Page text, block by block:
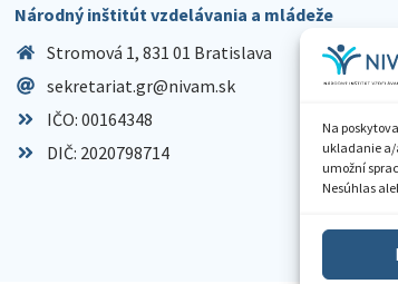
Na
ukladanie a/
umožní
Nesúhlas
Národný inštitút vzdelávania a mládeže
Stromová 1, 831 01 Bratislava
sekretariat.gr@nivam.sk
IČO: 00164348
DIČ: 2020798714